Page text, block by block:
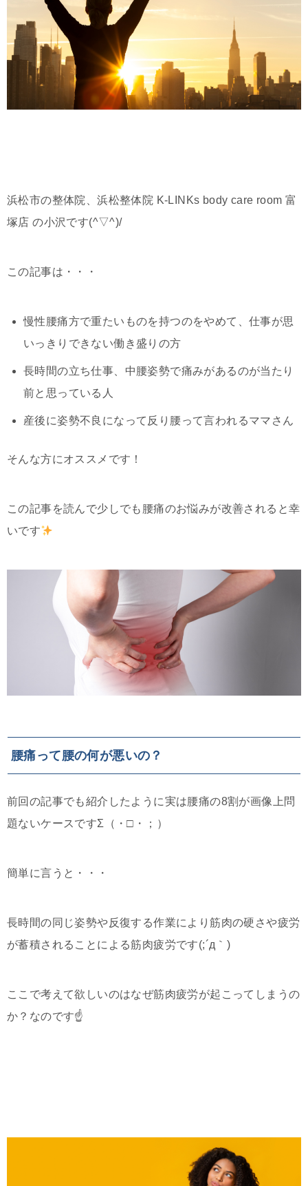
浜松市の整体院、浜松整体院 K-LINKs body care room 富
塚店 の小沢です(^▽^)/
この記事は・・・
慢性腰痛方で重たいものを持つのをやめて、仕事が思
いっきりできない働き盛りの方
長時間の立ち仕事、中腰姿勢で痛みがあるのが当たり
前と思っている人
産後に姿勢不良になって反り腰って言われるママさん
そんな方にオススメです！
この記事を読んで少しでも腰痛のお悩みが改善されると幸
いです
腰痛って腰の何が悪いの？
前回の記事でも紹介したように実は腰痛の8割が画像上問
題ないケースですΣ（・□・；）
簡単に言うと・・・
長時間の同じ姿勢や反復する作業により筋肉の硬さや疲労
が蓄積されることによる筋肉疲労です(;´д｀)
ここで考えて欲しいのはなぜ筋肉疲労が起こってしまうの
か？なのです☝